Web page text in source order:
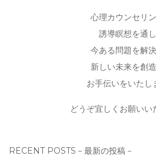
心理カウンセリ
誘導瞑想を通
今ある問題を解決
新しい未来を創
お手伝いをいたし
どうぞ宜しくお願いい
RECENT POSTS－最新の投稿－